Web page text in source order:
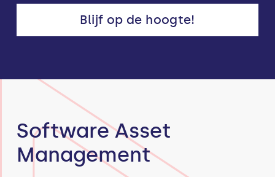
Blijf op de hoogte!
Software Asset
Management